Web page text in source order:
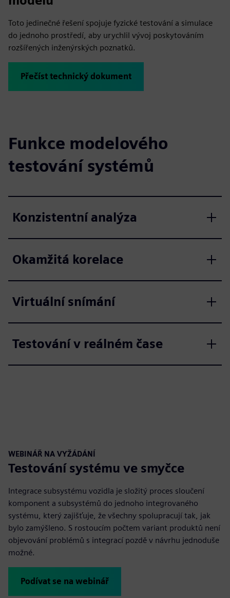
Toto jedinečné řešení spojuje fyzické testování a simulace
do jednoho prostředí, aby urychlil vývoj poskytováním
rozšířených inženýrských poznatků.
Přečíst technický dokument
Funkce modelového
testování systémů
Konzistentní analýza
Okamžitá korelace
Virtuální snímání
Testování v reálném čase
WEBINÁŘ NA VYŽÁDÁNÍ
Testování systému ve smyčce
Integrace subsystému vozidla je složitý proces sloučení
komponent a subsystémů do jednoho integrovaného
systému, který zajišťuje, že všechny spolupracují tak, jak
bylo zamýšleno. S rostoucím počtem variant produktů není
objevování problémů s integrací pozdě v návrhu jednoduše
možné.
Podívat se na webinář